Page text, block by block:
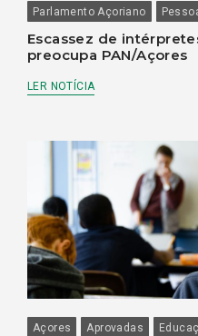
Parlamento Açoriano
Escassez de
preocupa PAN/Açores
LER NOTÍCIA
Açores Aprovadas